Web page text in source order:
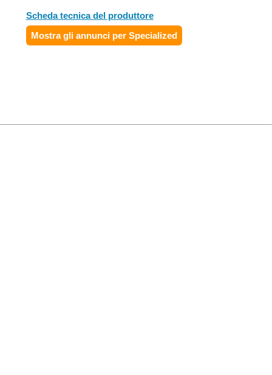
Scheda tecnica del produttore
Mostra gli annunci per Specialized